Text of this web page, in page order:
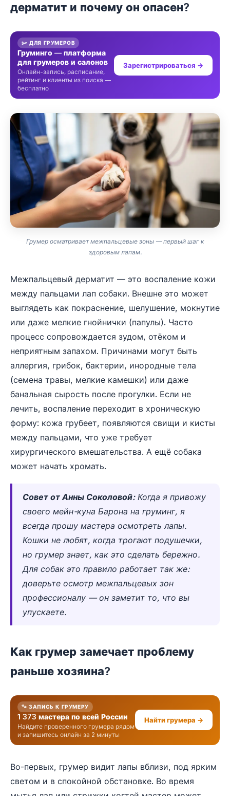
дерматит и почему он опасен?
✂️ ДЛЯ ГРУМЕРОВ
Груминго — платформа
для грумеров и салонов
Онлайн-запись, расписание,
рейтинг и клиенты из поиска —
бесплатно
Зарегистрироваться →
Грумер осматривает межпальцевые зоны — первый шаг к
здоровым лапам.
Межпальцевый дерматит — это воспаление кожи
между пальцами лап собаки. Внешне это может
выглядеть как покраснение, шелушение, мокнутие
или даже мелкие гнойнички (папулы). Часто
процесс сопровождается зудом, отёком и
неприятным запахом. Причинами могут быть
аллергия, грибок, бактерии, инородные тела
(семена травы, мелкие камешки) или даже
банальная сырость после прогулки. Если не
лечить, воспаление переходит в хроническую
форму: кожа грубеет, появляются свищи и кисты
между пальцами, что уже требует
хирургического вмешательства. А ещё собака
может начать хромать.
Совет от Анны Соколовой:Когда я привожу
своего мейн-куна Барона на груминг, я
всегда прошу мастера осмотреть лапы.
Кошки не любят, когда трогают подушечки,
но грумер знает, как это сделать бережно.
Для собак это правило работает так же:
доверьте осмотр межпальцевых зон
профессионалу — он заметит то, что вы
упускаете.
Как грумер замечает проблему
раньше хозяина?
🐾 ЗАПИСЬ К ГРУМЕРУ
1 373 мастера по всей России
Найдите проверенного грумера рядом
и запишитесь онлайн за 2 минуты
Найти грумера →
Во-первых, грумер видит лапы вблизи, под ярким
светом и в спокойной обстановке. Во время